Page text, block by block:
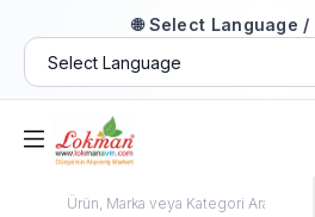
🌐 Select Language